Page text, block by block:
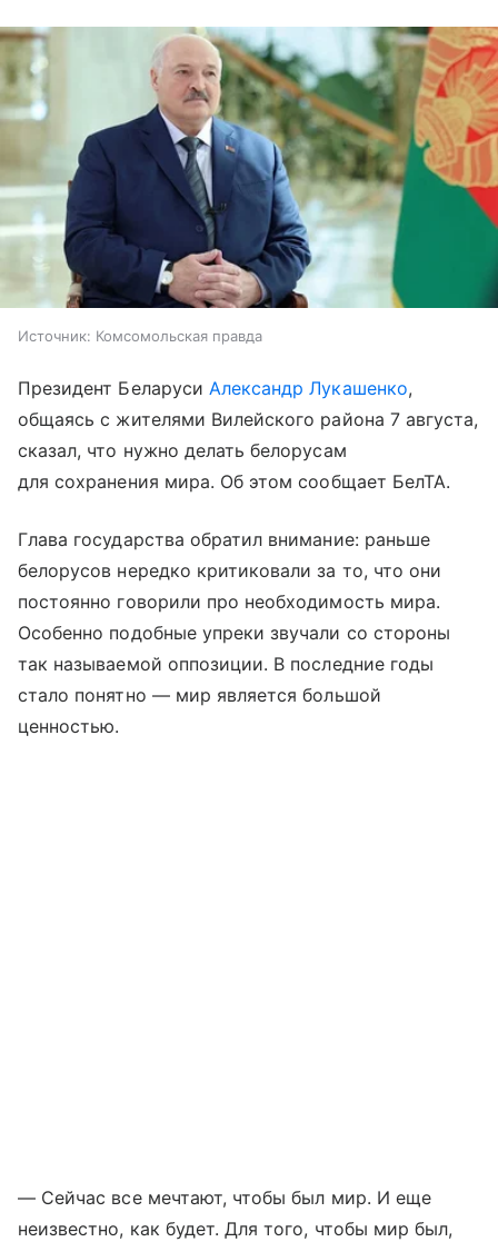
Источник: Комсомольская правда
Президент Беларуси Александр Лукашенко,
общаясь с жителями Вилейского района 7 августа,
сказал, что нужно делать белорусам
для сохранения мира. Об этом сообщает БелТА.
Глава государства обратил внимание: раньше
белорусов нередко критиковали за то, что они
постоянно говорили про необходимость мира.
Особенно подобные упреки звучали со стороны
так называемой оппозиции. В последние годы
стало понятно — мир является большой
ценностью.
— Сейчас все мечтают, чтобы был мир. И еще
неизвестно, как будет. Для того, чтобы мир был,